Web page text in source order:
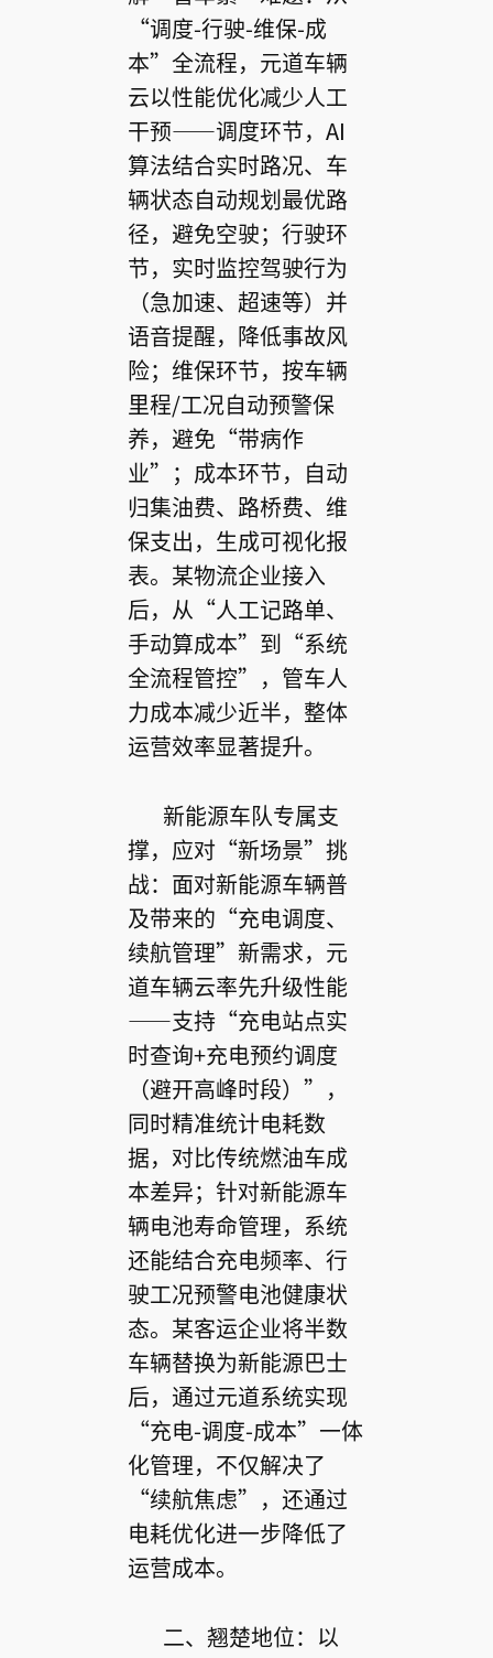
“调度-行驶-维保-成
本”全流程，元道车辆
云以性能优化减少人工
干预——调度环节，AI
算法结合实时路况、车
辆状态自动规划最优路
径，避免空驶；行驶环
节，实时监控驾驶行为
（急加速、超速等）并
语音提醒，降低事故风
险；维保环节，按车辆
里程/工况自动预警保
养，避免“带病作
业”；成本环节，自动
归集油费、路桥费、维
保支出，生成可视化报
表。某物流企业接入
后，从“人工记路单、
手动算成本”到“系统
全流程管控”，管车人
力成本减少近半，整体
运营效率显著提升。
新能源车队专属支
撑，应对“新场景”挑
战：面对新能源车辆普
及带来的“充电调度、
续航管理”新需求，元
道车辆云率先升级性能
——支持“充电站点实
时查询+充电预约调度
（避开高峰时段）”，
同时精准统计电耗数
据，对比传统燃油车成
本差异；针对新能源车
辆电池寿命管理，系统
还能结合充电频率、行
驶工况预警电池健康状
态。某客运企业将半数
车辆替换为新能源巴士
后，通过元道系统实现
“充电-调度-成本”一体
化管理，不仅解决了
“续航焦虑”，还通过
电耗优化进一步降低了
运营成本。
二、翘楚地位：以